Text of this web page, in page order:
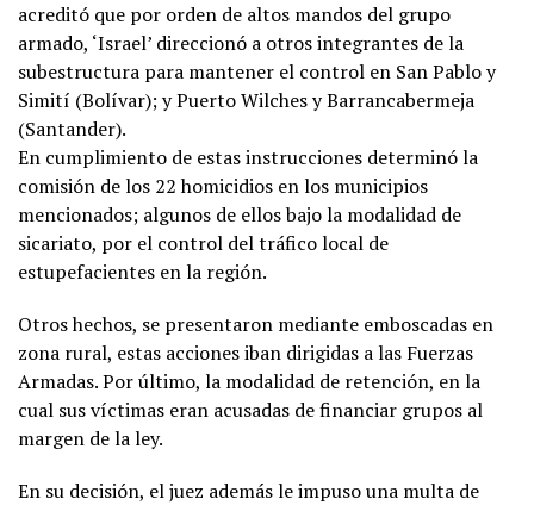
acreditó que por orden de altos mandos del grupo
armado, ‘Israel’ direccionó a otros integrantes de la
subestructura para mantener el control en San Pablo y
Simití (Bolívar); y Puerto Wilches y Barrancabermeja
(Santander).
En cumplimiento de estas instrucciones determinó la
comisión de los 22 homicidios en los municipios
mencionados; algunos de ellos bajo la modalidad de
sicariato, por el control del tráfico local de
estupefacientes en la región.
Otros hechos, se presentaron mediante emboscadas en
zona rural, estas acciones iban dirigidas a las Fuerzas
Armadas. Por último, la modalidad de retención, en la
cual sus víctimas eran acusadas de financiar grupos al
margen de la ley.
En su decisión, el juez además le impuso una multa de